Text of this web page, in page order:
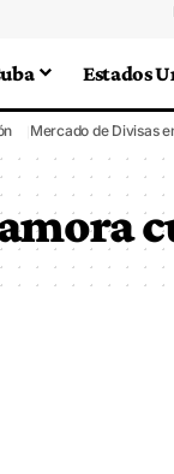
Estados
Mercado de Divisas